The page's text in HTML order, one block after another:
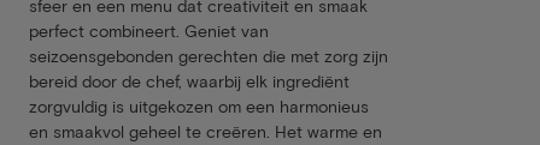
sfeer en een menu dat creativiteit en smaak
perfect combineert. Geniet van
seizoensgebonden gerechten die met zorg zijn
bereid door de chef, waarbij elk ingrediënt
zorgvuldig is uitgekozen om een harmonieus
en smaakvol geheel te creëren. Het warme en